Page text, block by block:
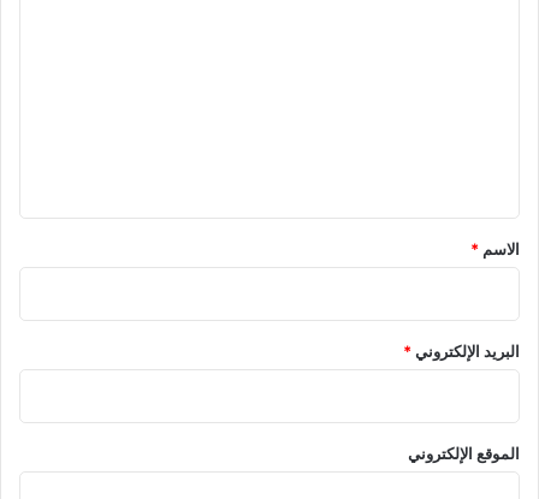
*
الاسم *
البريد الإلكتروني*
الموقع الإلكتروني